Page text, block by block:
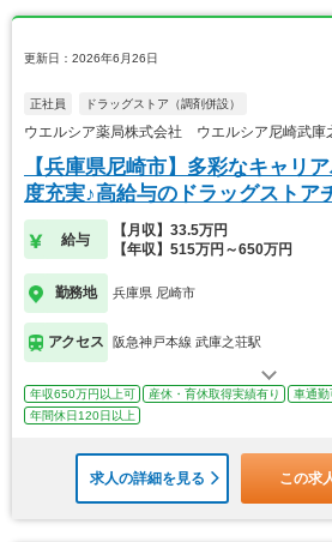
更新日：2026年6月26日
正社員 ドラッグストア（調剤併設）
ウエルシア薬局株式会社 ウエルシア尼崎武庫
【兵庫県尼崎市】多彩なキャリ
度充実♪高給与のドラッグスト
給与
【月収】33.5万円
【年収】515万円～650万円
勤務地 兵庫県 尼崎市
アクセス 阪急神戸本線 武庫之荘駅
年収650万円以上可 産休・育休取得実績有り 車通勤
年間休日120日以上
求人の詳細を見る この求